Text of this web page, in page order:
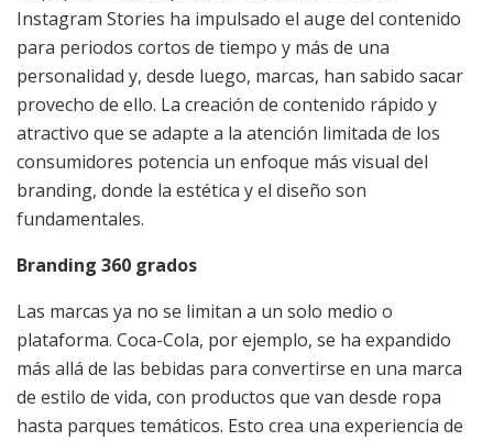
Instagram Stories ha impulsado el auge del contenido
para periodos cortos de tiempo y más de una
personalidad y, desde luego, marcas, han sabido sacar
provecho de ello. La creación de contenido rápido y
atractivo que se adapte a la atención limitada de los
consumidores potencia un enfoque más visual del
branding, donde la estética y el diseño son
fundamentales.
Branding 360 grados
Las marcas ya no se limitan a un solo medio o
plataforma. Coca-Cola, por ejemplo, se ha expandido
más allá de las bebidas para convertirse en una marca
de estilo de vida, con productos que van desde ropa
hasta parques temáticos. Esto crea una experiencia de